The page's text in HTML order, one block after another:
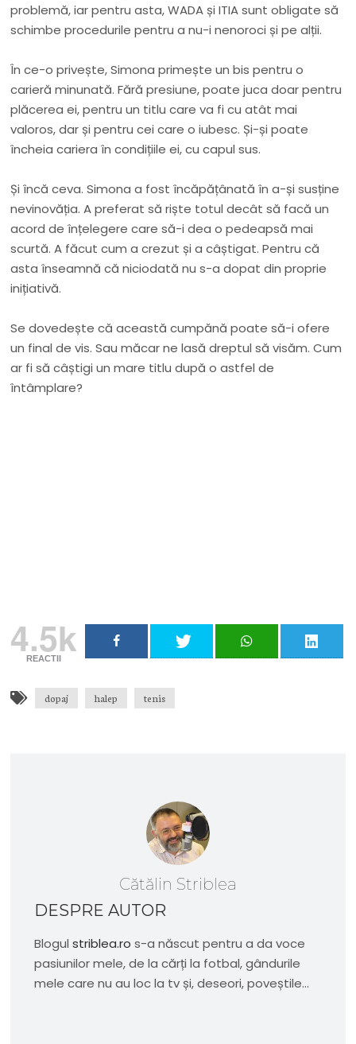
problemă, iar pentru asta, WADA și ITIA sunt obligate să
schimbe procedurile pentru a nu-i nenoroci și pe alții.
În ce-o privește, Simona primește un bis pentru o
carieră minunată. Fără presiune, poate juca doar pentru
plăcerea ei, pentru un titlu care va fi cu atât mai
valoros, dar și pentru cei care o iubesc. Și-și poate
încheia cariera în condițiile ei, cu capul sus.
Și încă ceva. Simona a fost încăpățânată în a-și susține
nevinovăția. A preferat să riște totul decât să facă un
acord de înțelegere care să-i dea o pedeapsă mai
scurtă. A făcut cum a crezut și a câștigat. Pentru că
asta înseamnă că niciodată nu s-a dopat din proprie
inițiativă.
Se dovedește că această cumpănă poate să-i ofere
un final de vis. Sau măcar ne lasă dreptul să visăm. Cum
ar fi să câștigi un mare titlu după o astfel de
întâmplare?
4.5k
REACTII
dopaj halep tenis
Cătălin Striblea
DESPRE AUTOR
Blogulstriblea.ro s-a născut pentru a da voce
pasiunilor mele, de la cărți la fotbal, gândurile
mele care nu au loc la tv și, deseori, poveștile...